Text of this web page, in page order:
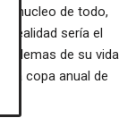
nucleo de todo,
realidad sería el
de su vida
la copa anual de